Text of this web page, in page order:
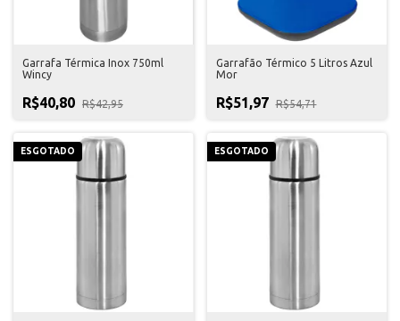
Garrafa Térmica Inox 750ml
Wincy
R$40,80 R$42,95
Garrafão Térmico 5 Litros Azul
Mor
R$51,97 R$54,71
ESGOTADO ESGOTADO